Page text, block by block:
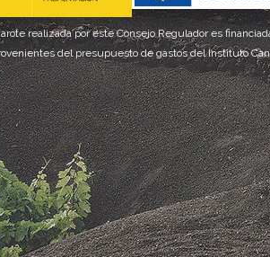
realizada por este Consejo Regulador es
del presupuesto de gastos del Instituto